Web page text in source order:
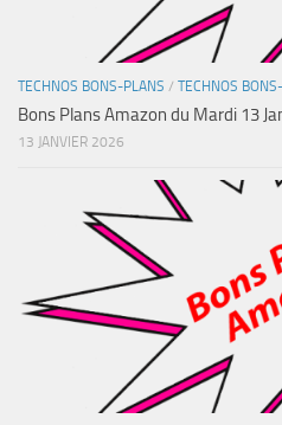
TECHNOS BONS-PLANS / TECHNOS
Bons Plans Amazon du Mardi 13
13 JANVIER 2026